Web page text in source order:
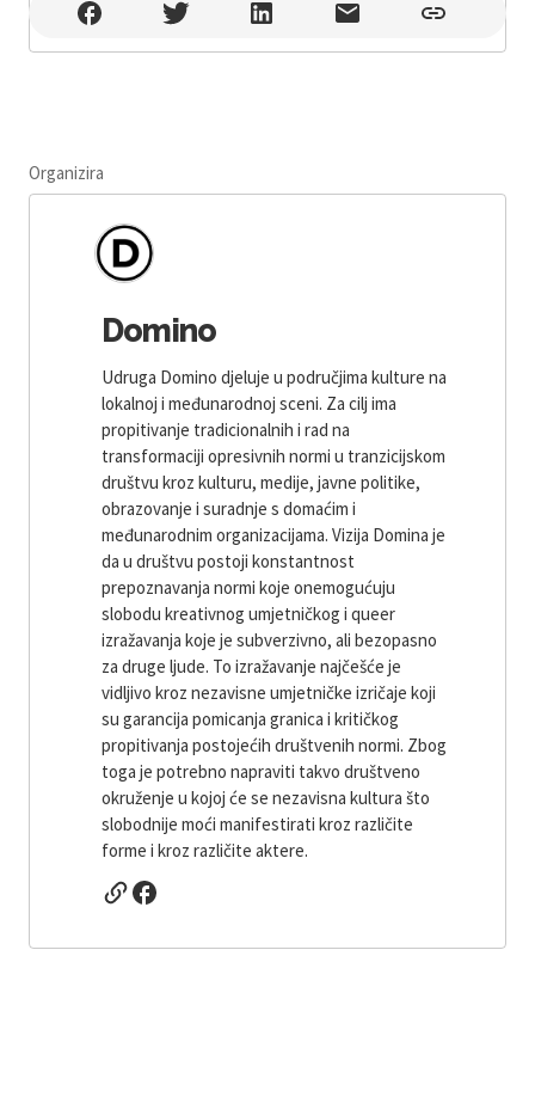
Mjesni odbor Knežija , Zagreb
Organizira
Domino
Udruga Domino djeluje u područjima kulture na
lokalnoj i međunarodnoj sceni. Za cilj ima
propitivanje tradicionalnih i rad na
transformaciji opresivnih normi u tranzicijskom
društvu kroz kulturu, medije, javne politike,
obrazovanje i suradnje s domaćim i
međunarodnim organizacijama. Vizija Domina je
da u društvu postoji konstantnost
prepoznavanja normi koje onemogućuju
slobodu kreativnog umjetničkog i queer
izražavanja koje je subverzivno, ali bezopasno
za druge ljude. To izražavanje najčešće je
vidljivo kroz nezavisne umjetničke izričaje koji
su garancija pomicanja granica i kritičkog
propitivanja postojećih društvenih normi. Zbog
toga je potrebno napraviti takvo društveno
okruženje u kojoj će se nezavisna kultura što
slobodnije moći manifestirati kroz različite
forme i kroz različite aktere.